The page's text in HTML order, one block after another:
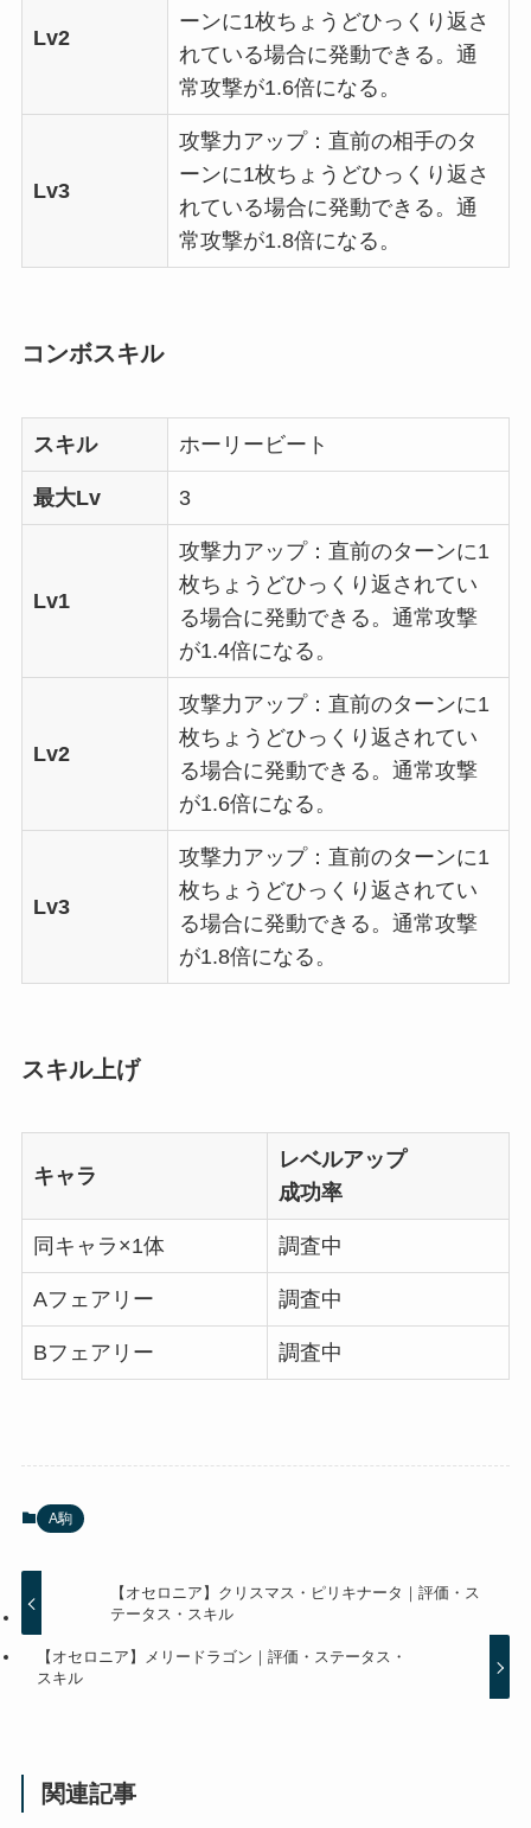
Lv2
ーンに1枚ちょうどひっくり返さ
れている場合に発動できる。通
常攻撃が1.6倍になる。
Lv3
攻撃力アップ：直前の相手のタ
ーンに1枚ちょうどひっくり返さ
れている場合に発動できる。通
常攻撃が1.8倍になる。
コンボスキル
スキル ホーリービート
最大Lv 3
Lv1
攻撃力アップ：直前のターンに1
枚ちょうどひっくり返されてい
る場合に発動できる。通常攻撃
が1.4倍になる。
Lv2
攻撃力アップ：直前のターンに1
枚ちょうどひっくり返されてい
る場合に発動できる。通常攻撃
が1.6倍になる。
Lv3
攻撃力アップ：直前のターンに1
枚ちょうどひっくり返されてい
る場合に発動できる。通常攻撃
が1.8倍になる。
スキル上げ
キャラ
レベルアップ
成功率
同キャラ×1体 調査中
Aフェアリー 調査中
Bフェアリー 調査中
A駒
【オセロニア】クリスマス・ピリキナータ｜評価・ス
テータス・スキル
【オセロニア】メリードラゴン｜評価・ステータス・
スキル
関連記事